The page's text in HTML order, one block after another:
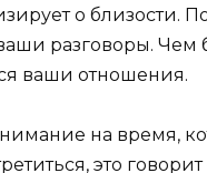
о близости.
разговоры. Чем
ваши отношения.
на время,
это